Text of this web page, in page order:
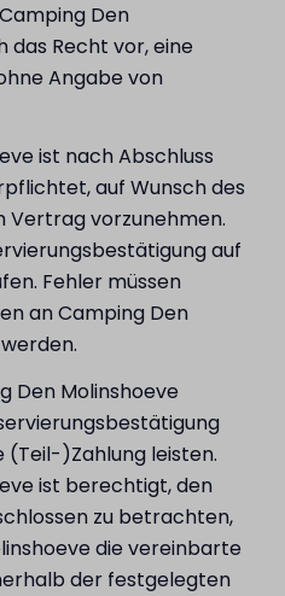
Den
das Recht vor, eine
Angabe von
ist nach Abschluss
auf Wunsch des
Vertrag vorzunehmen.
auf
Fehler müssen
an Camping Den
Den Molinshoeve
(Teil-)Zahlung leisten.
ist berechtigt, den
zu betrachten,
die vereinbarte
der festgelegten